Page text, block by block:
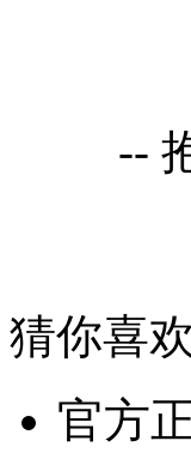
--
猜你喜欢
官方